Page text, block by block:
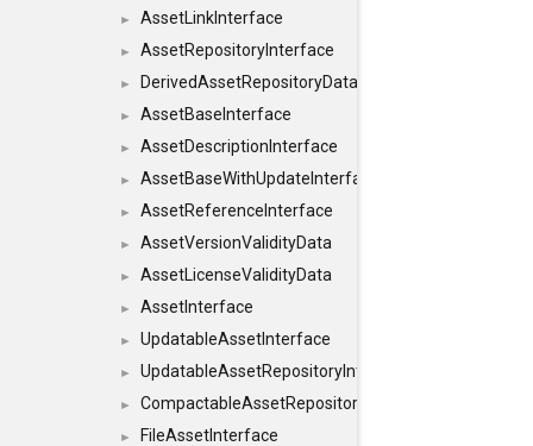
► AssetLinkInterface
► AssetRepositoryInterface
► DerivedAssetRepositoryDataInterface
► AssetBaseInterface
► AssetDescriptionInterface
► AssetBaseWithUpdateInterface
► AssetReferenceInterface
► AssetVersionValidityData
► AssetLicenseValidityData
► AssetInterface
► UpdatableAssetInterface
► UpdatableAssetRepositoryInterface
► CompactableAssetRepositoryInterface
► FileAssetInterface